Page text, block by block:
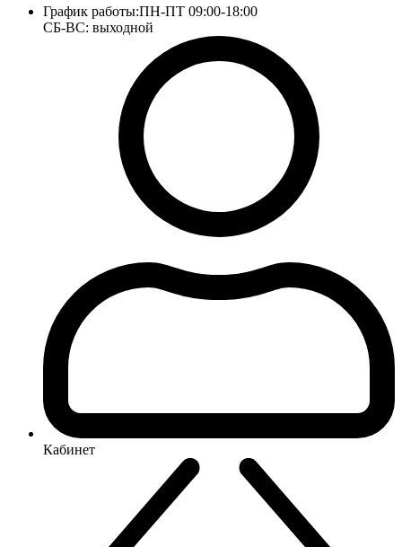
График работы:ПН-ПТ 09:00-18:00
СБ-ВС: выходной
Кабинет